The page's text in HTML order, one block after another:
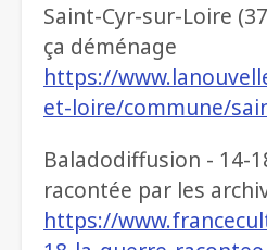
Saint-Cyr-sur-Loire
ça déménage
https://
et-loire/commune/
Baladodiffusion - 14-
racontée par les
https://